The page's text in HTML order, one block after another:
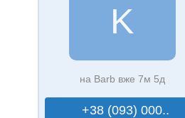
K
на Barb вже 7м 5д
+38 (093) 000..